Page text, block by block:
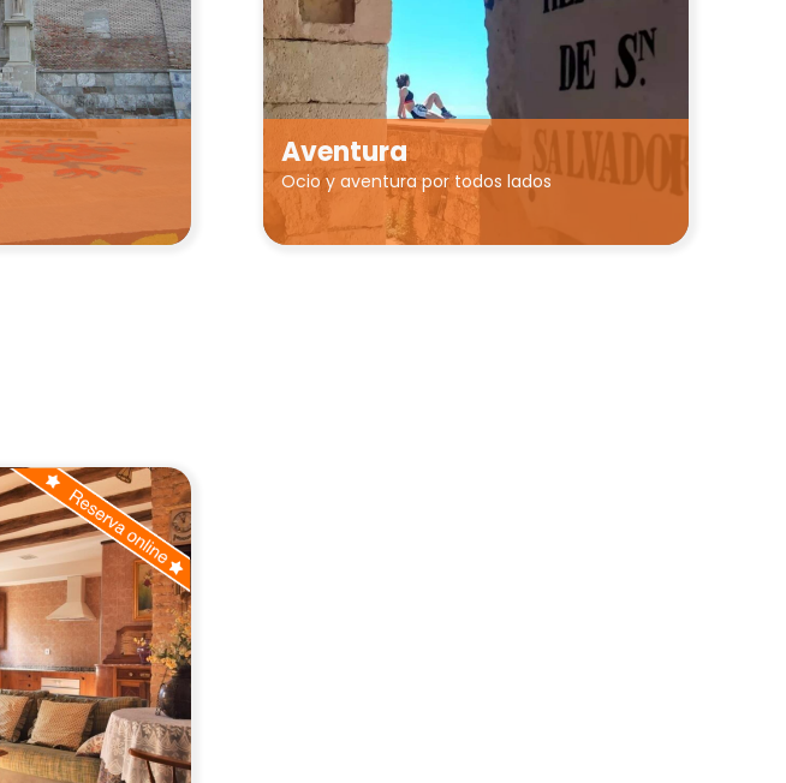
Aventura
Ocio y aventura por todos lados